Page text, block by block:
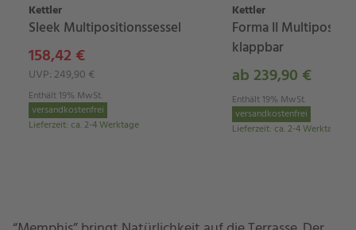
Kettler
Sleek Multipositionssessel
158,42 €
UVP: 249,90 €
Enthält 19% MwSt.
versandkostenfrei
Lieferzeit: ca. 2-4 Werktage
Kettler
Forma II
klappbar
ab 239,90 €
Enthält 19% MwSt.
versandkostenfrei
Lieferzeit: ca. 2-4 Werktage